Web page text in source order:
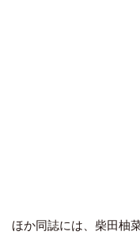
ほか同誌には、 柴田柚